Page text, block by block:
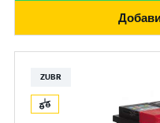
ZUBR